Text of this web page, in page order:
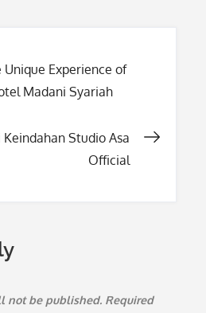
Unique Experience of
Madani Syariah
Studio Asa
Official
not be published. Required